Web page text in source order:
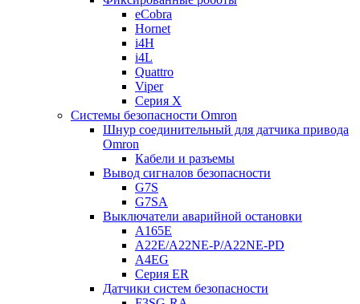
eCobra
Hornet
i4H
i4L
Quattro
Viper
Серия X
Системы безопасности Omron
Шнур соединительный для датчика привода
Omron
Кабели и разъемы
Вывод сигналов безопасности
G7S
G7SA
Выключатели аварийной остановки
A165E
A22E/A22NE-P/A22NE-PD
A4EG
Серия ER
Датчики систем безопасности